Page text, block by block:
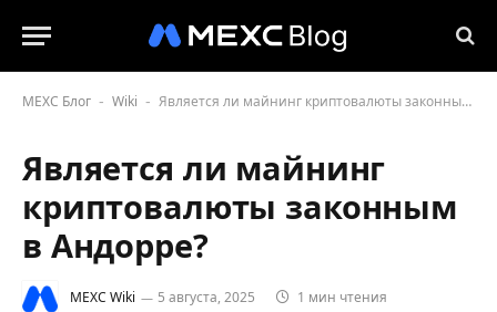
MEXC Блог - Wiki - Является ли майнинг криптовалюты законным в Андорре?
Является ли майнинг
криптовалюты законным
в Андорре?
MEXC Wiki 5 августа, 2025 1 мин чтения